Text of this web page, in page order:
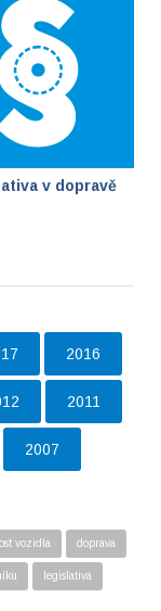
v dopravě
2016
2011
2007
vozidla doprava
legislativa